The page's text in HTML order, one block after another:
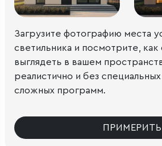
Загрузите фотографию места
светильника и посмотрите, как
выглядеть в вашем
реалистично и без
сложных программ.
ПРИМЕРИТЬ